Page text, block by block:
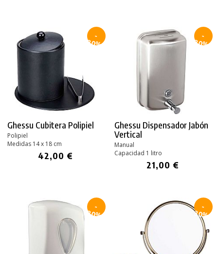
-
30%
Ghessu Cubitera Polipiel
Polipiel
Medidas 14 x 18 cm
42,00 €
-
30%
Ghessu Dispensador Jabón
Vertical
Manual
Capacidad 1 litro
21,00 €
-
30%
-
30%